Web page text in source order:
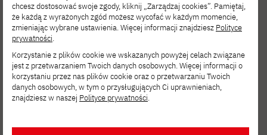
Zobacz inne
aktualności
chcesz dostosować swoje zgody, kliknij „Zarządzaj cookies”. Pamiętaj,
że każdą z wyrażonych zgód możesz wycofać w każdym momencie,
zmieniając wybrane ustawienia. Więcej informacji znajdziesz Polityce
prywatności.
Korzystanie z plików cookie we wskazanych powyżej celach związane
jest z przetwarzaniem Twoich danych osobowych. Więcej informacji o
korzystaniu przez nas plików cookie oraz o przetwarzaniu Twoich
danych osobowych, w tym o przysługujących Ci uprawnieniach,
znajdziesz w naszej Polityce prywatności.